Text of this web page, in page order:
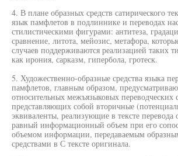
4. В плане образных средств сатирического
язык памфлетов в подлиннике и переводах
стилистическими фигурами: антитеза,
сравнение, литота, мейозис, метафора,
случаев поддерживаются реализацией таких
как ирония, сарказм, гипербола, гротеск.
5. Художественно-образные средства языка
памфлетов, главным образом,
относительных межъязыковых переводческих
представляющих собой вторичные
эквиваленты, реализующие в тексте перевода
равный информационный объем при его
объемом информации, передаваемым
средствами в С тексте оригинала.